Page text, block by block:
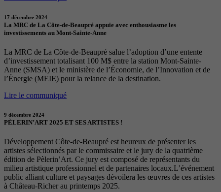
17 décembre 2024
La MRC de La Côte-de-Beaupré appuie avec enthousiasme les
investissements au Mont-Sainte-Anne
La MRC de La Côte-de-Beaupré salue l’adoption d’une entente
d’investissement totalisant 100 M$ entre la station Mont-Sainte-
Anne (SMSA) et le ministère de l’Économie, de l’Innovation et de
l’Énergie (MEIE) pour la relance de la destination.
Lire le communiqué
9 décembre 2024
PÈLERIN’ART 2025 ET SES ARTISTES !
Développement Côte-de-Beaupré est heureux de présenter les
artistes sélectionnés par le commissaire et le jury de la quatrième
édition de Pèlerin’Art. Ce jury est composé de représentants du
milieu artistique professionnel et de partenaires locaux.L’événement
public alliant culture et paysages dévoilera les œuvres de ces artistes
à Château-Richer au printemps 2025.